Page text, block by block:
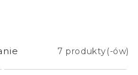
lampy
jest wykorzystywana
7 produkty(-ów)